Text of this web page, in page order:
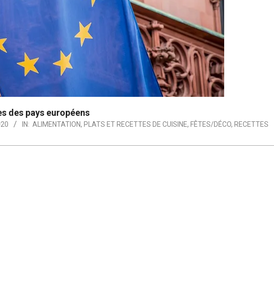
des pays européens
IN: ALIMENTATION, PLATS ET RECETTES DE CUISINE, FÊTES/DÉCO, RECETTES